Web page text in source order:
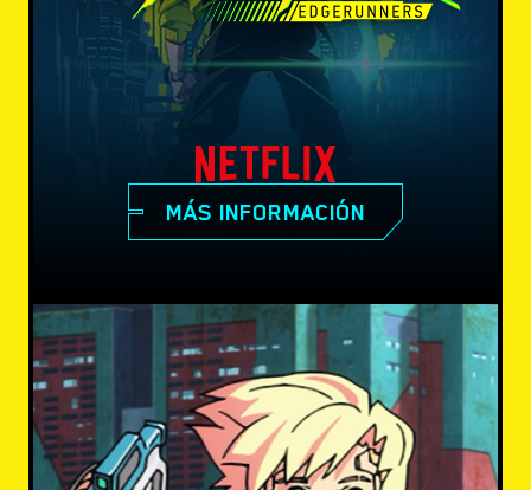
MÁS INFORMACIÓN